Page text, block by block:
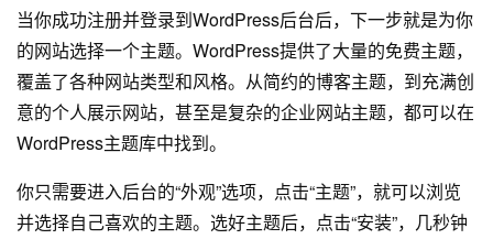
当你成功注册并登录到WordPress后台后，下一步就是为你
的网站选择一个主题。WordPress提供了大量的免费主题，
覆盖了各种网站类型和风格。从简约的博客主题，到充满创
意的个人展示网站，甚至是复杂的企业网站主题，都可以在
WordPress主题库中找到。
你只需要进入后台的“外观”选项，点击“主题”，就可以浏览
并选择自己喜欢的主题。选好主题后，点击“安装”，几秒钟